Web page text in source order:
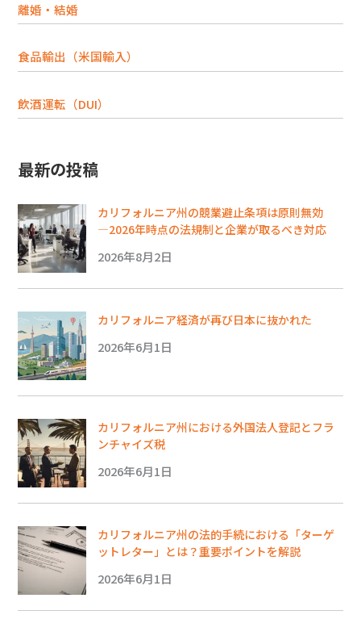
離婚・結婚
食品輸出（米国輸入）
飲酒運転（DUI）
最新の投稿
カリフォルニア州の競業避止条項は原則無効
―2026年時点の法規制と企業が取るべき対応
2026年8月2日
カリフォルニア経済が再び日本に抜かれた
2026年6月1日
カリフォルニア州における外国法人登記とフラ
ンチャイズ税
2026年6月1日
カリフォルニア州の法的手続における「ターゲ
ットレター」とは？重要ポイントを解説
2026年6月1日